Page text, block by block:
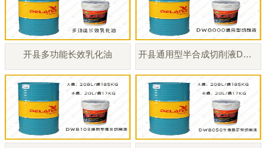
开县多功能长效乳化油 开县通用型半合成切削液DW8000